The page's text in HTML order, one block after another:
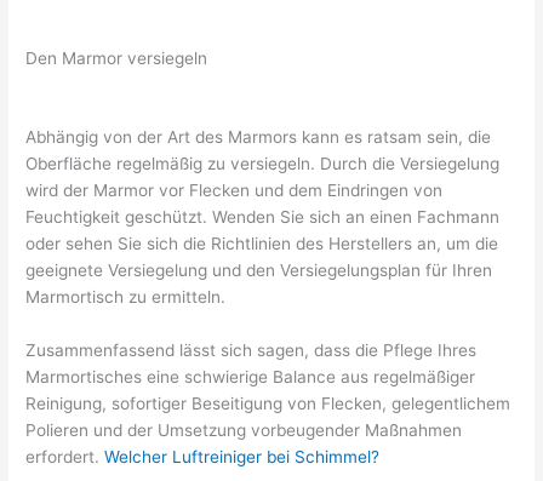
Den Marmor versiegeln
Abhängig von der Art des Marmors kann es ratsam sein, die
Oberfläche regelmäßig zu versiegeln. Durch die Versiegelung
wird der Marmor vor Flecken und dem Eindringen von
Feuchtigkeit geschützt. Wenden Sie sich an einen Fachmann
oder sehen Sie sich die Richtlinien des Herstellers an, um die
geeignete Versiegelung und den Versiegelungsplan für Ihren
Marmortisch zu ermitteln.
Zusammenfassend lässt sich sagen, dass die Pflege Ihres
Marmortisches eine schwierige Balance aus regelmäßiger
Reinigung, sofortiger Beseitigung von Flecken, gelegentlichem
Polieren und der Umsetzung vorbeugender Maßnahmen
erfordert.Welcher Luftreiniger bei Schimmel?